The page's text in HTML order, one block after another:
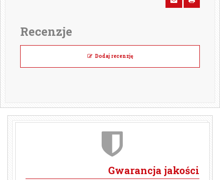
Recenzje
Dodaj recenzję
Gwarancja jakości